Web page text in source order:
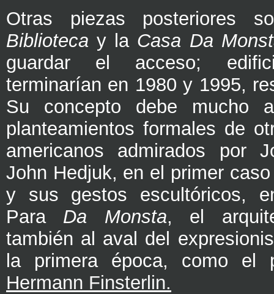
Otras piezas posteriores
Biblioteca y la Casa Da
guardar el acceso;
terminarían en 1980 y 1995,
Su concepto debe mucho
planteamientos formales de
americanos admirados por
John Hedjuk, en el primer
y sus gestos escultóricos,
Para Da Monsta, el
también al aval del
la primera época, como el
Hermann Finsterlin.